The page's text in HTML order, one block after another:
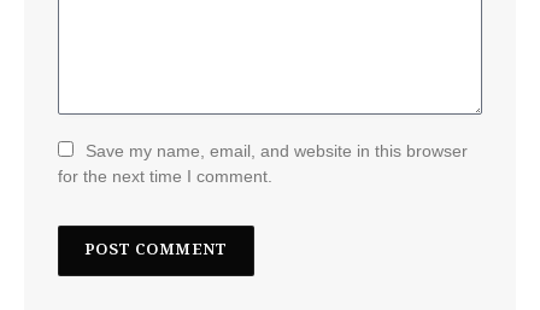
Save my name, email, and website in this browser
for the next time I comment.